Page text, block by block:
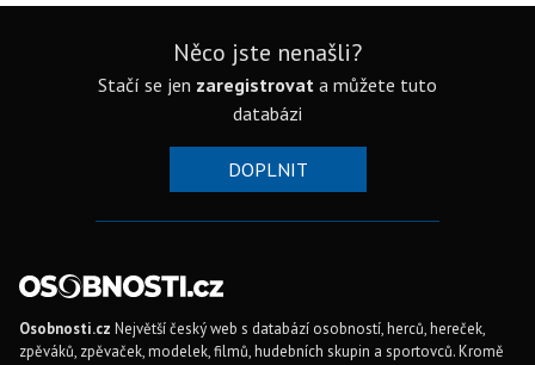
Něco jste nenašli?
Stačí se jen zaregistrovat a můžete tuto
databázi
DOPLNIT
Osobnosti.cz Největší český web s databází osobností, herců, hereček,
zpěváků, zpěvaček, modelek, filmů, hudebních skupin a sportovců. Kromě